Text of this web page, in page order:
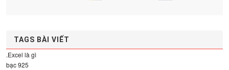
TAGS BÀI VIẾT
.Excel là gì
bạc 925